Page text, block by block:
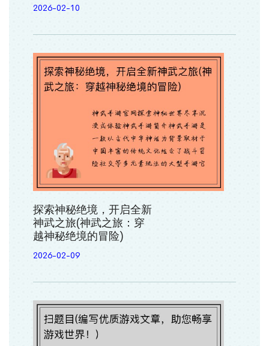
2026-02-10
探索神秘绝境，开启全新
神武之旅(神武之旅：穿
越神秘绝境的冒险)
2026-02-09